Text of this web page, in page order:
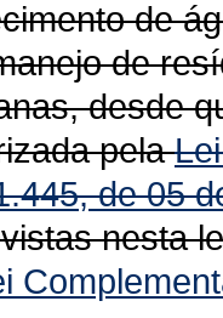
de
de
desde
pela
de 05
nesta